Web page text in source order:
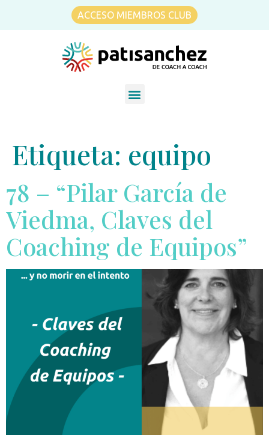
ACCESO MIEMBROS CLUB
Etiqueta: equipo
78 – “Pilar García de
Viedma, Claves del
Coaching de Equipos”